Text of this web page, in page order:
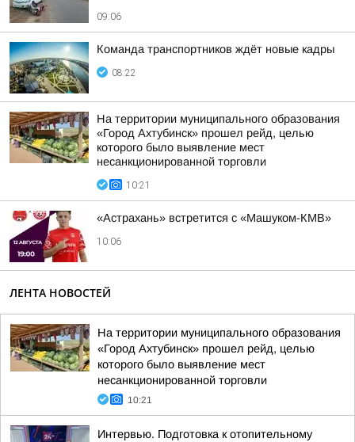
09:06
Команда транспортников ждёт новые кадры
08:22
На территории муниципального образования
«Город Ахтубинск» прошел рейд, целью
которого было выявление мест
несанкционированной торговли
10:21
«Астрахань» встретится с «Машуком-КМВ»
10:06
ЛЕНТА НОВОСТЕЙ
На территории муниципального образования
«Город Ахтубинск» прошел рейд, целью
которого было выявление мест
несанкционированной торговли
10:21
Интервью. Подготовка к отопительному